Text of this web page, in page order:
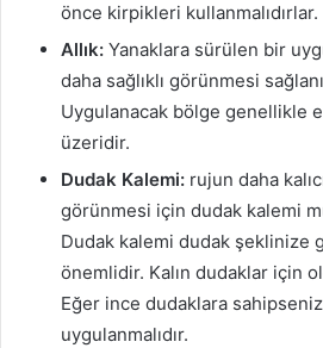
önce kirpikleri kullanmalıdırlar.
Allık: Yanaklara sürülen bir
daha sağlıklı görünmesi
Uygulanacak bölge genellikle
üzeridir.
Dudak Kalemi: rujun daha
görünmesi için dudak kalemi
Dudak kalemi dudak şeklinize
önemlidir. Kalın dudaklar için
Eğer ince dudaklara
uygulanmalıdır.